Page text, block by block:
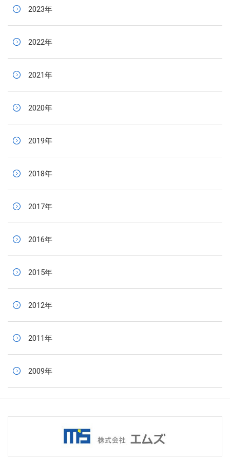
2023年
2022年
2021年
2020年
2019年
2018年
2017年
2016年
2015年
2012年
2011年
2009年